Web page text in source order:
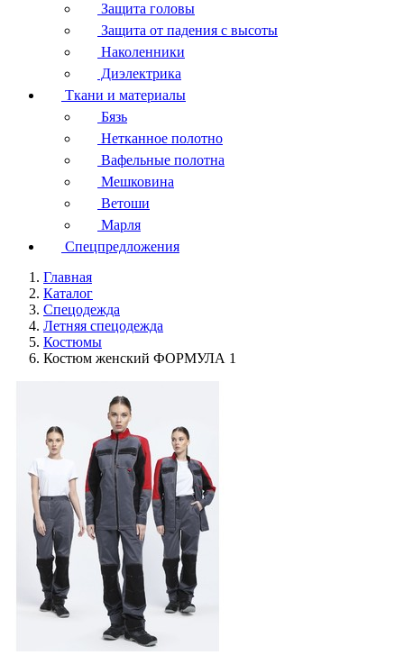
Защита головы
Защита от падения с высоты
Наколенники
Диэлектрика
Ткани и материалы
Бязь
Нетканное полотно
Вафельные полотна
Мешковина
Ветоши
Марля
Спецпредложения
Главная
Каталог
Спецодежда
Летняя спецодежда
Костюмы
Костюм женский ФОРМУЛА 1